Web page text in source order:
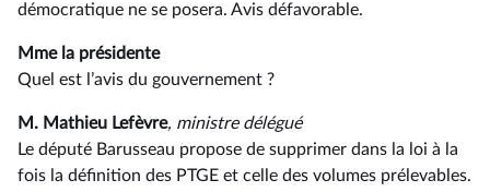
démocratique ne se posera. Avis défavorable.
Mme la présidente
Quel est l’avis du gouvernement ?
M. Mathieu Lefèvre, ministre délégué
Le député Barusseau propose de supprimer dans la loi à la
fois la définition des PTGE et celle des volumes prélevables.